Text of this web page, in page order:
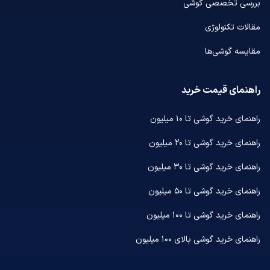
بررسی تخصصی گوشی
مقالات تکنولوژی
مقایسه گوشی‌ها
راهنمای قیمت خرید
راهنمای خرید گوشی تا ۱۰ میلیون
راهنمای خرید گوشی تا ۲۰ میلیون
راهنمای خرید گوشی تا ۳۰ میلیون
راهنمای خرید گوشی تا ۵۰ میلیون
راهنمای خرید گوشی تا ۱۰۰ میلیون
راهنمای خرید گوشی بالای ۱۰۰ میلیون